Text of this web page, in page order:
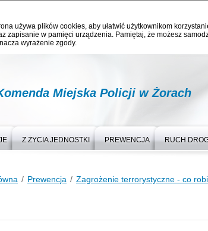
używa plików cookies, aby ułatwić użytkownikom
zapisanie w pamięci urządzenia. Pamiętaj, że możesz
wyrażenie zgody.
Miejska Policji w Żorach
Z ŻYCIA JEDNOSTKI PREWENCJA RUCH
Prewencja Zagrożenie terrorystyczne - co